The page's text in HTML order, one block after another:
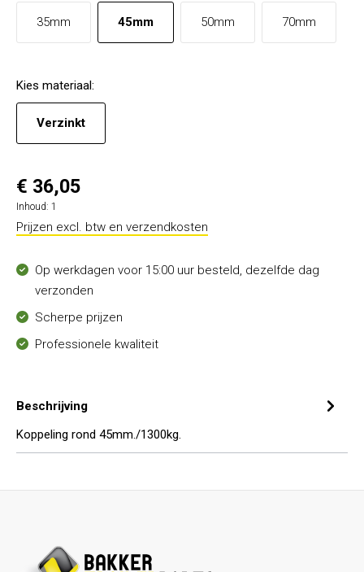
35mm 45mm 50mm 70mm
Kies materiaal:
Verzinkt
€ 36,05
Inhoud: 1
Prijzen excl. btw en verzendkosten
Op werkdagen voor 15:00 uur besteld, dezelfde dag
verzonden
Scherpe prijzen
Professionele kwaliteit
Beschrijving
Koppeling rond 45mm./1300kg.